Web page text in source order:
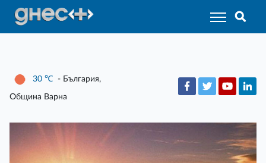
30 ℃ - България,
Община Варна